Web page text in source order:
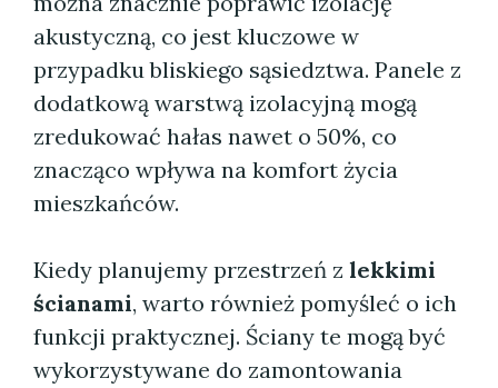
akustyczną, co jest kluczowe w
przypadku bliskiego sąsiedztwa. Panele z
dodatkową warstwą izolacyjną mogą
zredukować hałas nawet o 50%, co
znacząco wpływa na komfort życia
mieszkańców.
Kiedy planujemy przestrzeń z lekkimi
ścianami, warto również pomyśleć o ich
funkcji praktycznej. Ściany te mogą być
wykorzystywane do zamontowania